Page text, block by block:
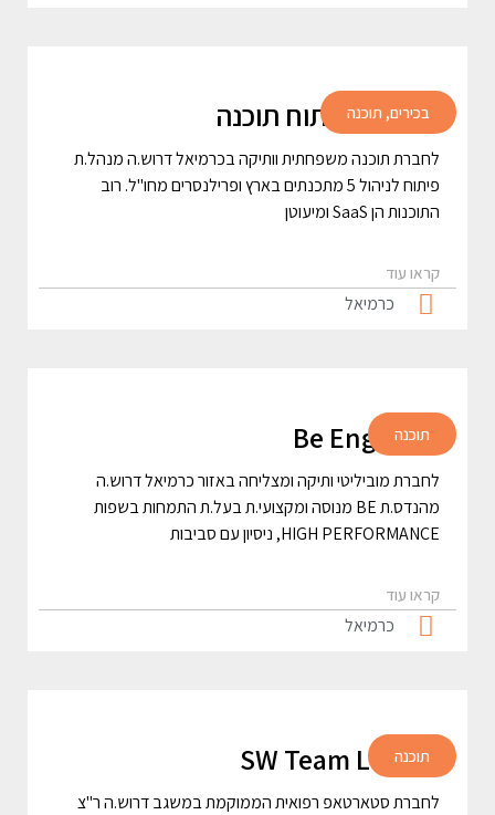
בכירים, תוכנה
מנהל.ת פיתוח תוכנה
לחברת תוכנה משפחתית וותיקה בכרמיאל דרוש.ה מנהל.ת
פיתוח לניהול 5 מתכנתים בארץ ופרילנסרים מחו"ל. רוב
התוכנות הן SaaS ומיעוטן
קראו עוד
כרמיאל
תוכנה
Be Engineer
לחברת מוביליטי ותיקה ומצליחה באזור כרמיאל דרוש.ה
מהנדס.ת BE מנוסה ומקצועי.ת בעל.ת התמחות בשפות
HIGH PERFORMANCE, ניסיון עם סביבות
קראו עוד
כרמיאל
תוכנה
SW Team Leader
לחברת סטארטאפ רפואית הממוקמת במשגב דרוש.ה ר"צ